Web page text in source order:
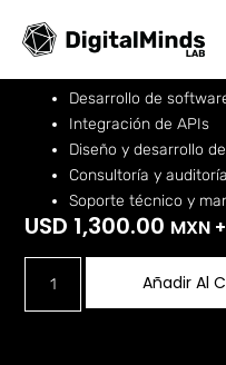
Plan
Desarrollo de
Integración de APIs
Diseño y desarrollo
Consultoría y
Soporte técnico y
USD 1,300.00 MXN
Añadir Al